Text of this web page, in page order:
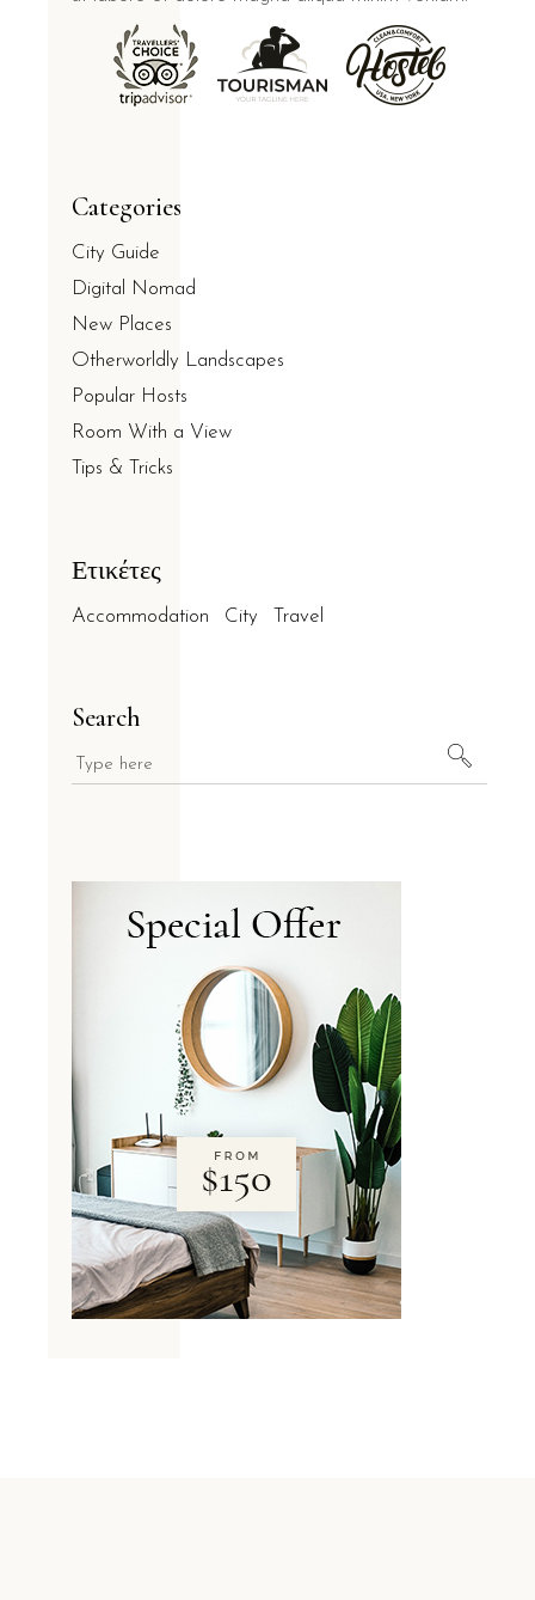
Categories
City Guide
Digital Nomad
New Places
Otherworldly Landscapes
Popular Hosts
Room With a View
Tips & Tricks
Ετικέτες
Accommodation City Travel
Search